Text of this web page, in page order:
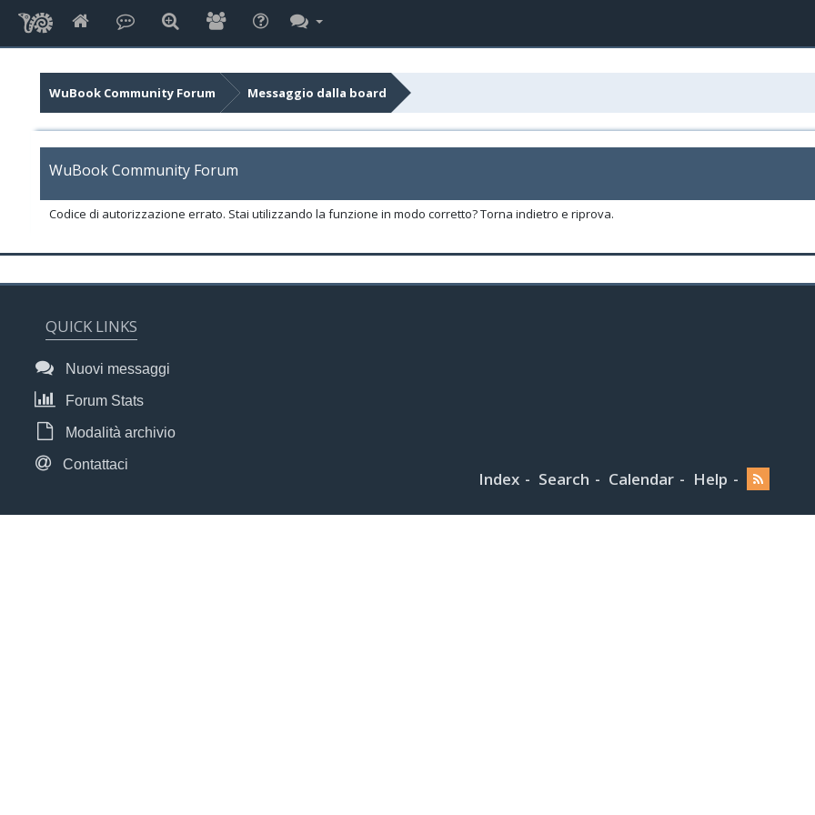
WuBook Community Forum Messaggio dalla board
WuBook Community Forum
Codice di autorizzazione errato. Stai utilizzando la funzione in modo corretto? Torna indietro e riprova.
QUICK LINKS
Nuovi messaggi
Forum Stats
Modalità archivio
Contattaci
Index Search Calendar Help